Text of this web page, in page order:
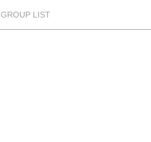
GROUP LIST